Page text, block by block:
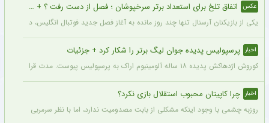
عکس اتفاق تلخ برای استعداد برتر سرخپوشان ؛ فصل از دست رفت ؟ + عکس
یکی از بازیکنان آرسنال تنها چند روز مانده به آغاز فصل جدید فوتبال انگلیس، دچار
اخبار پرسپولیس پدیده جوان لیگ برتر را شکار کرد + جزئیات
کوروش اژدهاکش پدیده ۱۸ ساله آلومینیوم اراک به پرسپولیس پیوست. مدت قرارداد اژدهاکش با پرسپولیس به مدت ۴ سال است.
اخبار چرا کاپیتان محبوب استقلال بازی نکرد؟
روزبه چشمی با وجود اینکه مشکلی از بابت مصدومیت ندارد، اما با نظر سرمربی استقلال